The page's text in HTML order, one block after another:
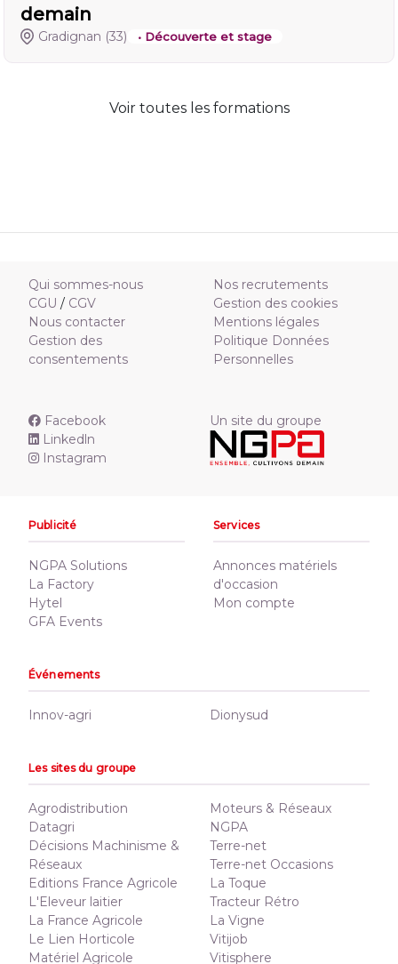
demain
Gradignan (33) • Découverte et stage
Voir toutes les formations
Qui sommes-nous
CGU / CGV
Nous contacter
Gestion des
consentements
Nos recrutements
Gestion des cookies
Mentions légales
Politique Données
Personnelles
Facebook
Linkedln
Instagram
Un site du groupe
Publicité
NGPA Solutions
La Factory
Hytel
GFA Events
Services
Annonces matériels
d'occasion
Mon compte
Événements
Innov-agri Dionysud
Les sites du groupe
Agrodistribution
Datagri
Décisions Machinisme &
Réseaux
Editions France Agricole
L'Eleveur laitier
La France Agricole
Le Lien Horticole
Matériel Agricole
Moteurs & Réseaux
NGPA
Terre-net
Terre-net Occasions
La Toque
Tracteur Rétro
La Vigne
Vitijob
Vitisphere